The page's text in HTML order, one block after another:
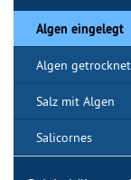
Algen eingelegt
Algen getrocknet
Salz mit Algen
Salicornes